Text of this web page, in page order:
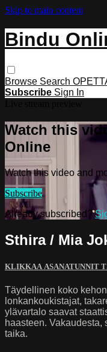
Skip to main content
Bindu
Browse Search
Subscribe Sign In
Watch this
Online
Watch this video and
Subscribe
Already subscribed?
Sthira / Mia
KLIKKAA ASANATUNNIT
Täydellinen koko
lonkankoukistajat,
ylävartalo saavat
haasteen. Vakaudesta,
taika.